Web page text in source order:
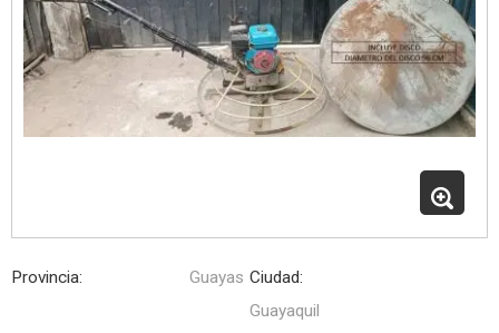
Provincia: Guayas Ciudad:
Guayaquil